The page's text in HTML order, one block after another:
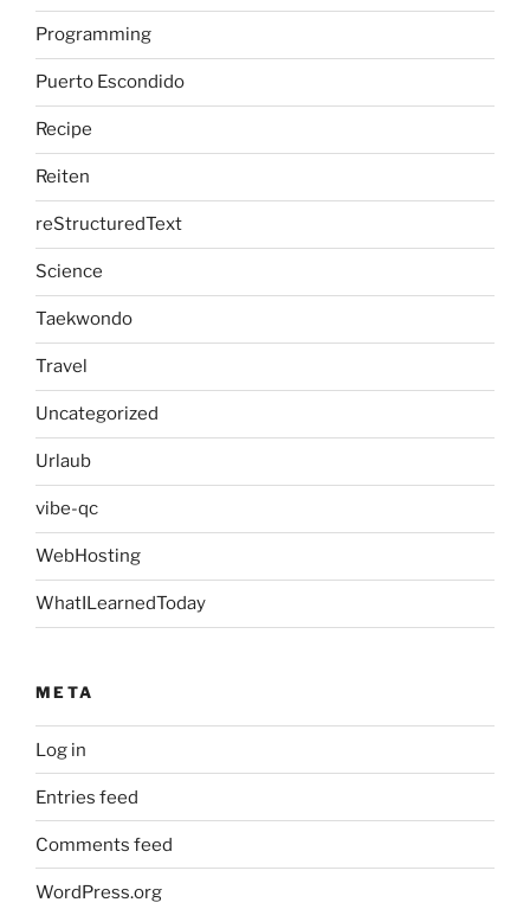
Programming
Puerto Escondido
Recipe
Reiten
reStructuredText
Science
Taekwondo
Travel
Uncategorized
Urlaub
vibe-qc
WebHosting
WhatILearnedToday
META
Log in
Entries feed
Comments feed
WordPress.org